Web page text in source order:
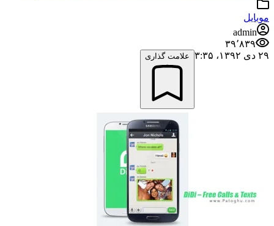
موبایل
admin
۳۹٬۸۳۹
۲۹ دی ۱۳۹۲،‏ ۳:۳۵
علامت گذاری